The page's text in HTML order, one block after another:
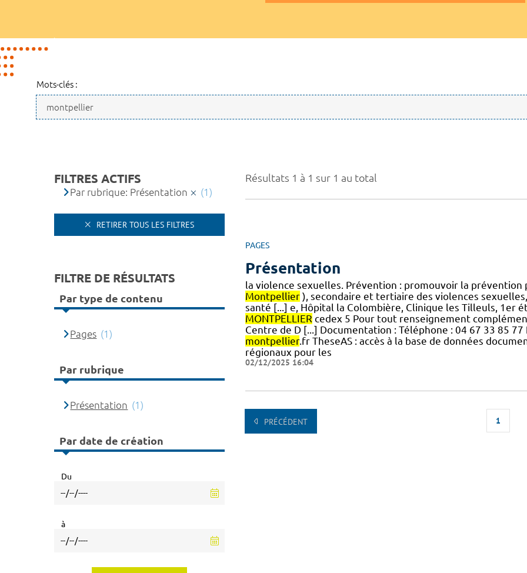
Mots-clés :
Résultats 1 à 1 sur 1 au total
PAGES
Présentation
la violence sexuelles. Prévention : promouvoir la prévention
Montpellier), secondaire et tertiaire des violences
santé [...] e, Hôpital la Colombière, Clinique les Tilleuls, 1er
MONTPELLIER cedex 5 Pour tout renseignement
Centre de D [...] Documentation : Téléphone : 04 67 33 85 77
montpellier.fr TheseAS : accès à la base de données
régionaux pour les
02/12/2025 16:04
PRÉCÉDENT 1
FILTRES ACTIFS
Par rubrique: Présentation (1)
RETIRER TOUS LES FILTRES
FILTRE DE RÉSULTATS
Par type de contenu
Pages (1)
Par rubrique
Présentation (1)
Par date de création
Du
à